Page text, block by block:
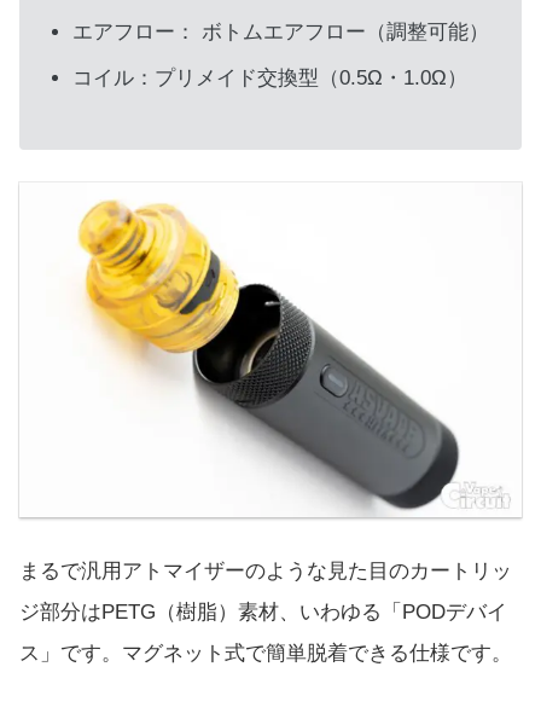
エアフロー： ボトムエアフロー（調整可能）
コイル：プリメイド交換型（0.5Ω・1.0Ω）
まるで汎用アトマイザーのような見た目のカートリッ
ジ部分はPETG（樹脂）素材、いわゆる「PODデバイ
ス」です。マグネット式で簡単脱着できる仕様です。